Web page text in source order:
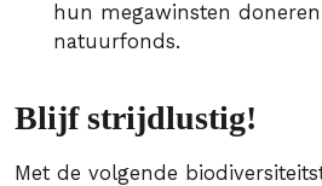
hun megawinsten
natuurfonds.
Blijf strijdlustig!
Met de volgende